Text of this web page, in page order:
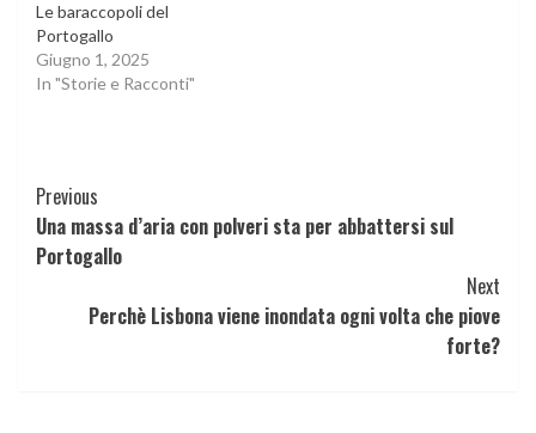
Le baraccopoli del
Portogallo
Giugno 1, 2025
In "Storie e Racconti"
Continue
Reading
Previous
Una massa d’aria con polveri sta per abbattersi sul
Portogallo
Next
Perchè Lisbona viene inondata ogni volta che piove
forte?